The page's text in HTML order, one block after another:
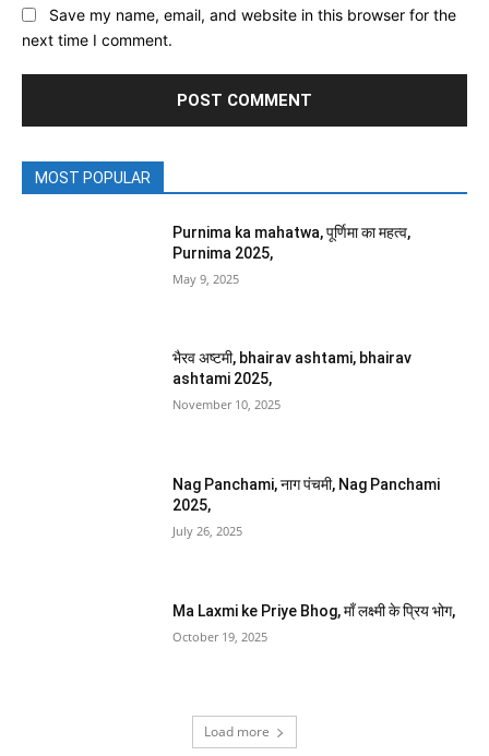
Save my name, email, and website in this browser for the
next time I comment.
MOST POPULAR
Purnima ka mahatwa, पूर्णिमा का महत्व,
Purnima 2025,
May 9, 2025
भैरव अष्टमी, bhairav ashtami, bhairav
ashtami 2025,
November 10, 2025
Nag Panchami, नाग पंचमी, Nag Panchami
2025,
July 26, 2025
Ma Laxmi ke Priye Bhog, माँ लक्ष्मी के प्रिय भोग,
October 19, 2025
Load more